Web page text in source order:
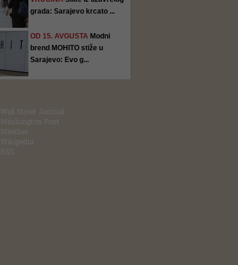
grada: Sarajevo krcato ...
OD 15. AVGUSTA Modni
brend MOHITO stiže u
Sarajevo: Evo g...
Wall Street Journal
Washington Post
Weather
Wikipedia
RSS